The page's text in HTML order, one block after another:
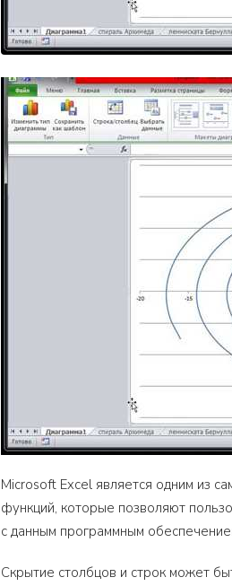
Microsoft Excel является одним из
функций, которые позволяют
с данным программным
Скрытие столбцов и строк может